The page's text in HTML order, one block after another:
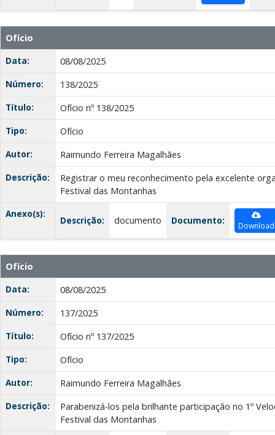
Ofício
Data:
08/08/2025
Número:
138/2025
Título:
Ofício nº 138/2025
Tipo:
Ofício
Autor:
Raimundo Ferreira Magalhães
Descrição:
Registrar o meu reconhecimento pela excelente
Festival das Montanhas
Anexo(s):
Descrição: documento Documento: Download
Ofício
Data:
08/08/2025
Número:
137/2025
Título:
Ofício nº 137/2025
Tipo:
Ofício
Autor:
Raimundo Ferreira Magalhães
Descrição:
Parabenizá-los pela brilhante participação no 1º
Festival das Montanhas